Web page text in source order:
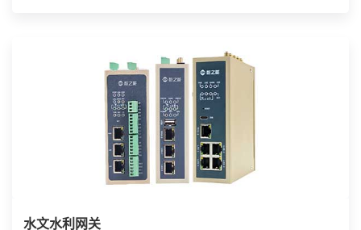
水文水利网关